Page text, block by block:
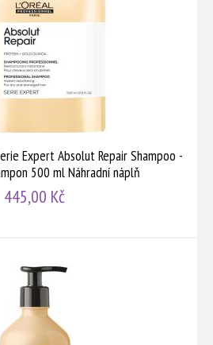
Expert Absolut Repair Shampoo -
500 ml Náhradní náplň
445,00 Kč